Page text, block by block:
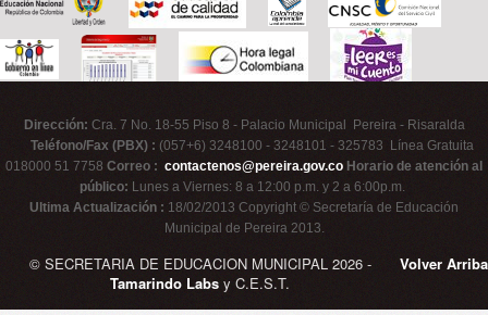
Dirección: Cra. 7 No. 18-55 Piso 8 - Palacio Municipal Pereira - Risaralda
Teléfono/Fax (PBX) : (057+6) 3248100 - 3248101 - 325783 Línea Gratuita
018000 51 7758 Correo : contactenos@pereira.gov.co Horario de atención al
público: Lunes a Viernes: 8 a 12:00 p.m. y 2 a 6:00p.m.
Ultima Actualización : 18/02/2013 Copyright © Secretaría de Educación
Municipal de Pereira 2013.
Volver Arriba
© SECRETARIA DE EDUCACION MUNICIPAL 2026 -
Tamarindo Labs y C.E.S.T.